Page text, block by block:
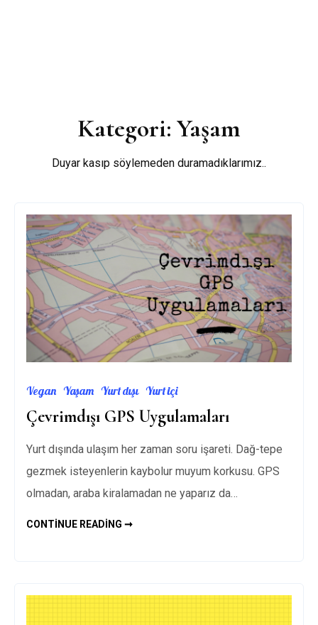
Kategori: Yaşam
Duyar kasıp söylemeden duramadıklarımız..
Vegan Yaşam Yurt dışı Yurt içi
Çevrimdışı GPS Uygulamaları
Yurt dışında ulaşım her zaman soru işareti. Dağ-tepe
gezmek isteyenlerin kaybolur muyum korkusu. GPS
olmadan, araba kiralamadan ne yaparız da…
CONTINUE READING ➞ÇEVRIMDIŞI